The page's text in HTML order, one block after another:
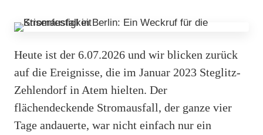
Heute ist der 6.07.2026 und wir blicken zurück
auf die Ereignisse, die im Januar 2023 Steglitz-
Zehlendorf in Atem hielten. Der
flächendeckende Stromausfall, der ganze vier
Tage andauerte, war nicht einfach nur ein